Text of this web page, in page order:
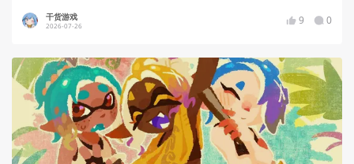
干货游戏
2026-07-26 9 0